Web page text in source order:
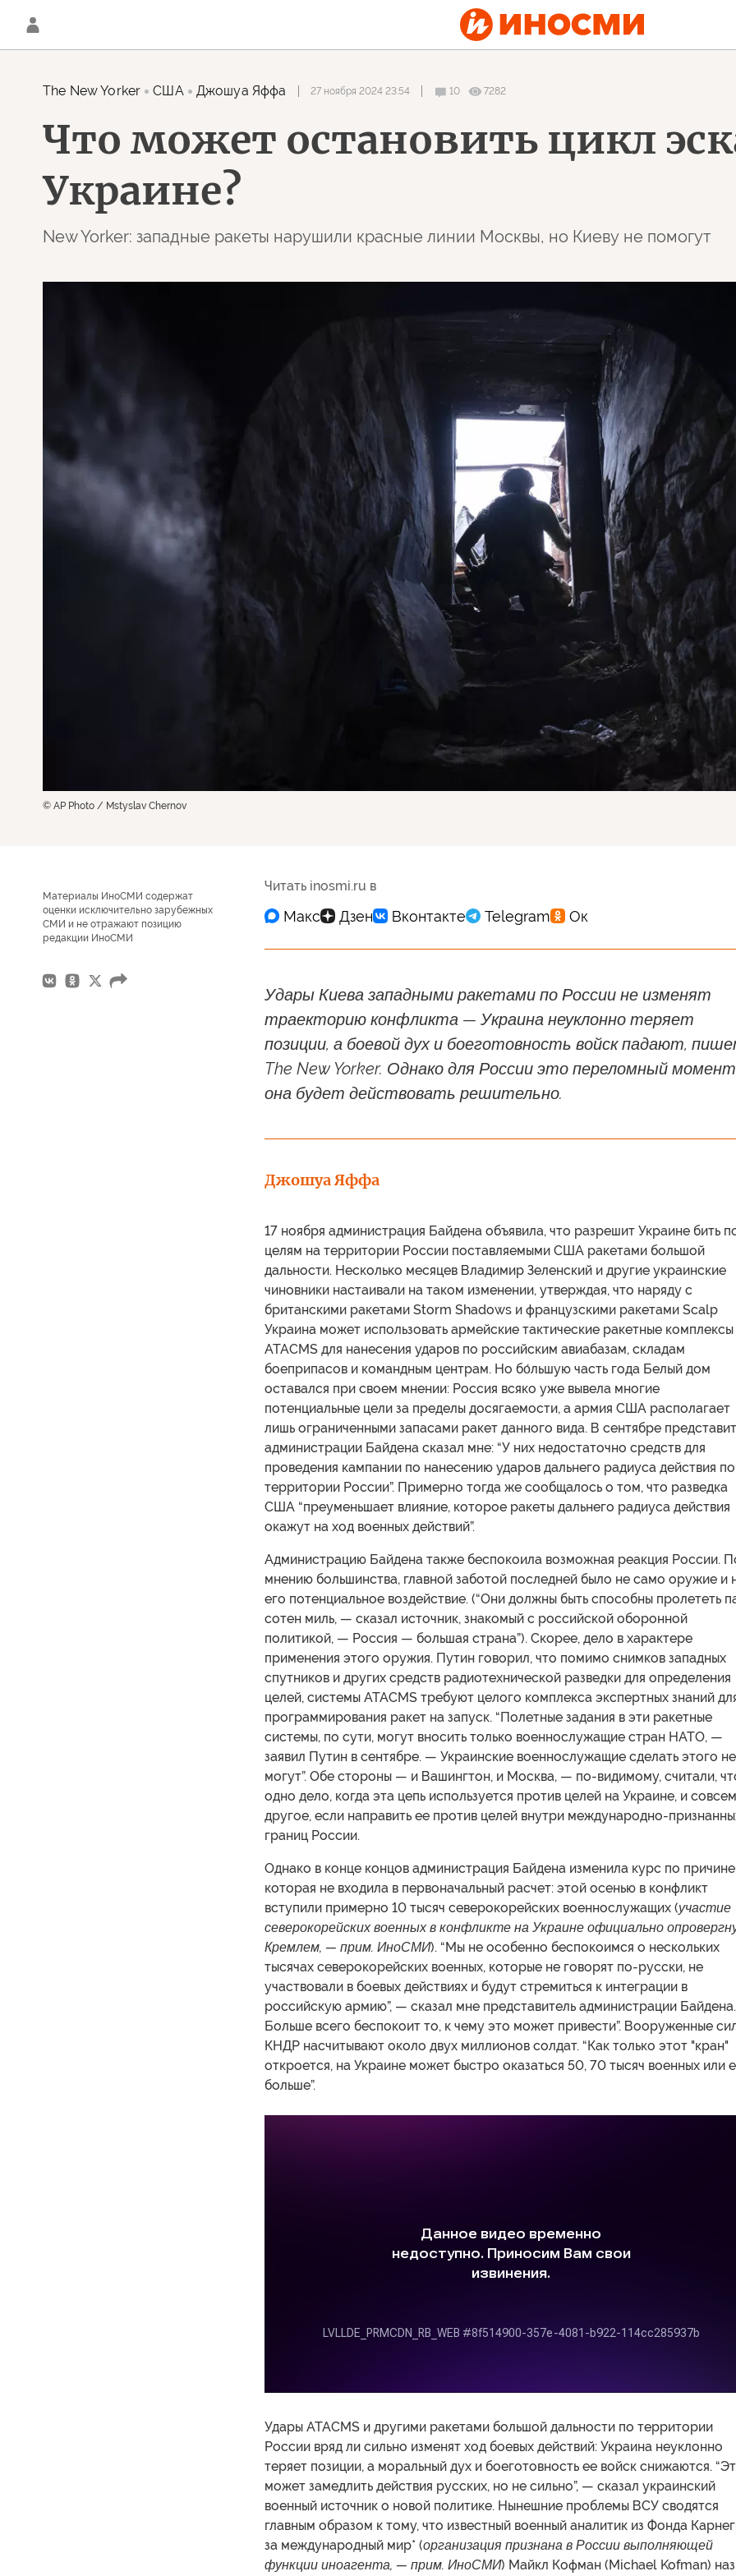
The New Yorker США Джошуа Яффа 27 ноября 2024 23:54 10 7282
Что может остановить цикл
Украине?
New Yorker: западные ракеты нарушили красные линии Москвы, но Киеву не помогут
© AP Photo / Mstyslav Chernov
Материалы ИноСМИ содержат
оценки исключительно зарубежных
СМИ и не отражают позицию
редакции ИноСМИ
Читать inosmi.ru в
Удары Киева западными ракетами по России не изменят
траекторию конфликта — Украина неуклонно теряет
позиции, а боевой дух и боеготовность войск падают,
The New Yorker. Однако для России это переломный
она будет действовать решительно.
Джошуа Яффа
17 ноября администрация Байдена объявила, что разрешит Украине бить
целям на территории России поставляемыми США ракетами большой
дальности. Несколько месяцев Владимир Зеленский и другие украинские
чиновники настаивали на таком изменении, утверждая, что наряду с
британскими ракетами Storm Shadows и французскими ракетами Scalp
Украина может использовать армейские тактические ракетные комплексы
ATACMS для нанесения ударов по российским авиабазам, складам
боеприпасов и командным центрам. Но бо́льшую часть года Белый дом
оставался при своем мнении: Россия всяко уже вывела многие
потенциальные цели за пределы досягаемости, а армия США располагает
лишь ограниченными запасами ракет данного вида. В сентябре
администрации Байдена сказал мне: “У них недостаточно средств для
проведения кампании по нанесению ударов дальнего радиуса действия по
территории России”. Примерно тогда же сообщалось о том, что разведка
США “преуменьшает влияние, которое ракеты дальнего радиуса действия
окажут на ход военных действий”.
Администрацию Байдена также беспокоила возможная реакция России.
мнению большинства, главной заботой последней было не само оружие и
его потенциальное воздействие. (“Они должны быть способны пролететь
сотен миль, — сказал источник, знакомый с российской оборонной
политикой, — Россия — большая страна”). Скорее, дело в характере
применения этого оружия. Путин говорил, что помимо снимков западных
спутников и других средств радиотехнической разведки для определения
целей, системы ATACMS требуют целого комплекса экспертных знаний
программирования ракет на запуск. “Полетные задания в эти ракетные
системы, по сути, могут вносить только военнослужащие стран НАТО, —
заявил Путин в сентябре. — Украинские военнослужащие сделать этого не
могут”. Обе стороны — и Вашингтон, и Москва, — по-видимому, считали,
одно дело, когда эта цепь используется против целей на Украине, и совсем
другое, если направить ее против целей внутри международно-
границ России.
Однако в конце концов администрация Байдена изменила курс по
которая не входила в первоначальный расчет: этой осенью в конфликт
вступили примерно 10 тысяч северокорейских военнослужащих (участие
северокорейских военных в конфликте на Украине официально
Кремлем, — прим. ИноСМИ). “Мы не особенно беспокоимся о нескольких
тысячах северокорейских военных, которые не говорят по-русски, не
участвовали в боевых действиях и будут стремиться к интеграции в
российскую армию”, — сказал мне представитель администрации
Больше всего беспокоит то, к чему это может привести”. Вооруженные
КНДР насчитывают около двух миллионов солдат. “Как только этот "кран"
откроется, на Украине может быстро оказаться 50, 70 тысяч военных или
больше”.
Удары ATACMS и другими ракетами большой дальности по территории
России вряд ли сильно изменят ход боевых действий: Украина неуклонно
теряет позиции, а моральный дух и боеготовность ее войск снижаются.
может замедлить действия русских, но не сильно”, — сказал украинский
военный источник о новой политике. Нынешние проблемы ВСУ сводятся
главным образом к тому, что известный военный аналитик из Фонда
за международный мир* (организация признана в России выполняющей
функции иноагента, — прим. ИноСМИ) Майкл Кофман (Michael Kofman)